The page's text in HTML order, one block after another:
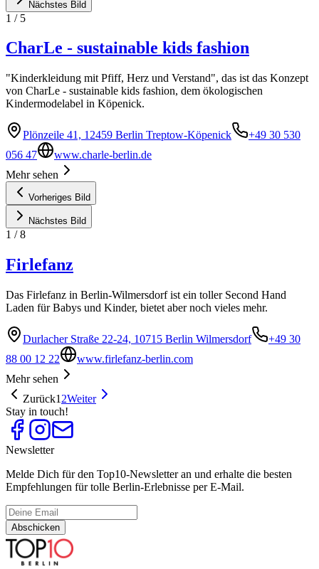
Nächstes Bild
1 / 5
CharLe - sustainable kids fashion
"Kinderkleidung mit Pfiff, Herz und Verstand", das ist das Konzept
von CharLe - sustainable kids fashion, dem ökologischen
Kindermodelabel in Köpenick.
Plönzeile 41, 12459 Berlin Treptow-Köpenick
+49 30 530
056 47
www.charle-berlin.de
Mehr sehen
Vorheriges Bild
Nächstes Bild
1 /8
Firlefanz
Das Firlefanz in Berlin-Wilmersdorf ist ein toller Second Hand
Laden für Babys und Kinder, bietet aber noch vieles mehr.
Durlacher Straße 22-24, 10715 Berlin Wilmersdorf
+49 30
88 00 12 22
www.firlefanz-berlin.com
Mehr sehen
Zurück1 2Weiter
Stay in touch!
Newsletter
Melde Dich für den Top10-Newsletter an und erhalte die besten
Empfehlungen für tolle Berlin-Erlebnisse per E-Mail.
Abschicken